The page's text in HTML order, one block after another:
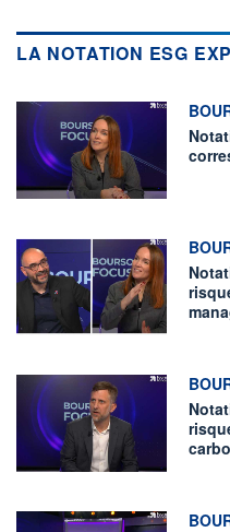
LA NOTATION ESG